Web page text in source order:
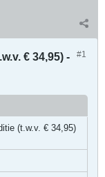
#1
€ 34,95) -
(t.w.v. € 34,95)